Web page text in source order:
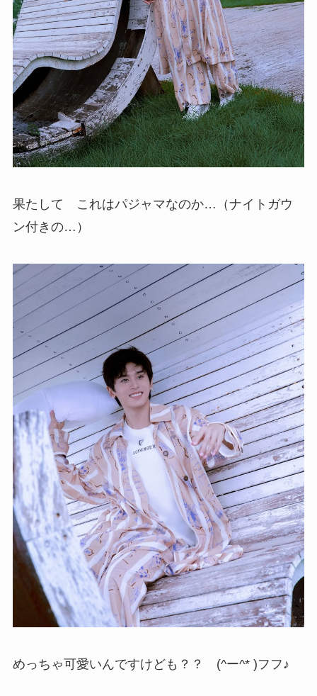
果たして これはパジャマなのか…（ナイトガウ
ン付きの…）
めっちゃ可愛いんですけども？？ (^ー^* )フフ♪